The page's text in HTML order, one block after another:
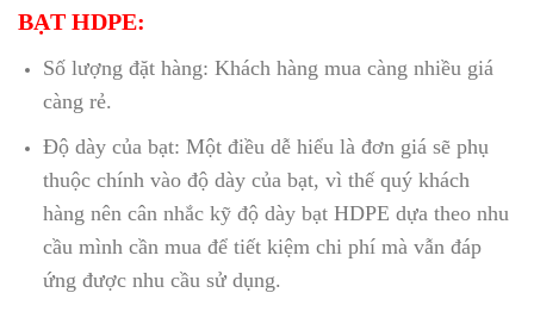
BẠT HDPE:
Số lượng đặt hàng: Khách hàng mua càng nhiều giá
càng rẻ.
Độ dày của bạt: Một điều dễ hiểu là đơn giá sẽ phụ
thuộc chính vào độ dày của bạt, vì thế quý khách
hàng nên cân nhắc kỹ độ dày bạt HDPE dựa theo nhu
cầu mình cần mua để tiết kiệm chi phí mà vẫn đáp
ứng được nhu cầu sử dụng.